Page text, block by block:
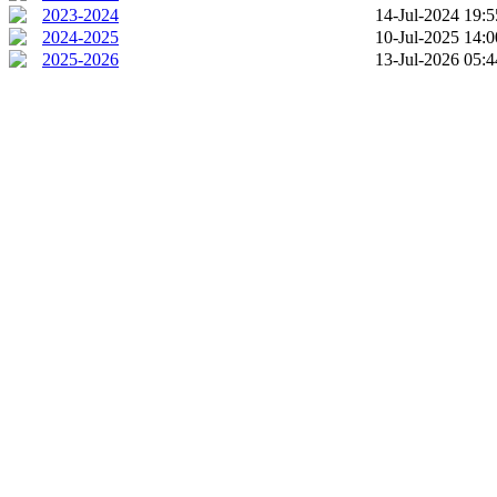
2023-2024
14-Jul-2024
2024-2025
10-Jul-2025
2025-2026
13-Jul-2026